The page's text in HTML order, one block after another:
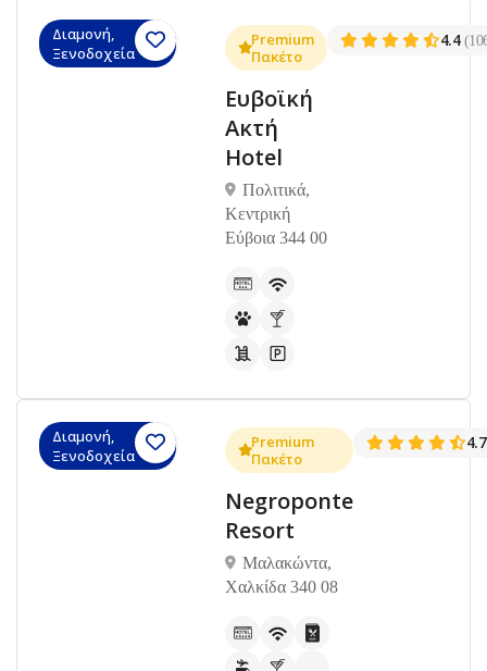
Διαμονή,
Ξενοδοχεία
Premium
Πακέτο
Ευβοϊκή
Ακτή
Hotel
Πολιτικά,
Κεντρική
Εύβοια 344 00
4.4
Διαμονή,
Ξενοδοχεία
Premium
Πακέτο
Negroponte
Resort
Μαλακώντα,
Χαλκίδα 340 08